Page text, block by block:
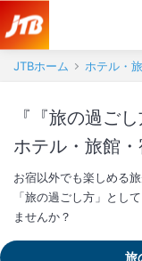
JTBホーム ホテル・
『『旅の過ご
ホテル・旅館・
お宿以外でも楽しめる
「旅の過ごし方」とし
ませんか？
旅